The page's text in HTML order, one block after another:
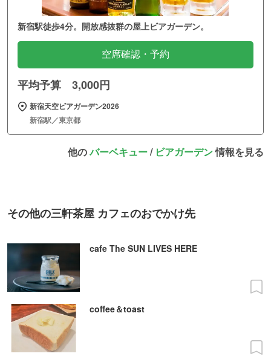
新宿駅徒歩4分。開放感抜群の屋上ビアガーデン。
空席確認・予約
平均予算 3,000円
新宿天空ビアガーデン2026
新宿駅／東京都
他のバーベキュー/ ビアガーデン情報を見る
その他の三軒茶屋 カフェのおでかけ先
cafe The SUN LIVES HERE
coffee＆toast